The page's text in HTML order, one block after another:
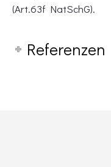
(Art.63f NatSchG).
Referenzen